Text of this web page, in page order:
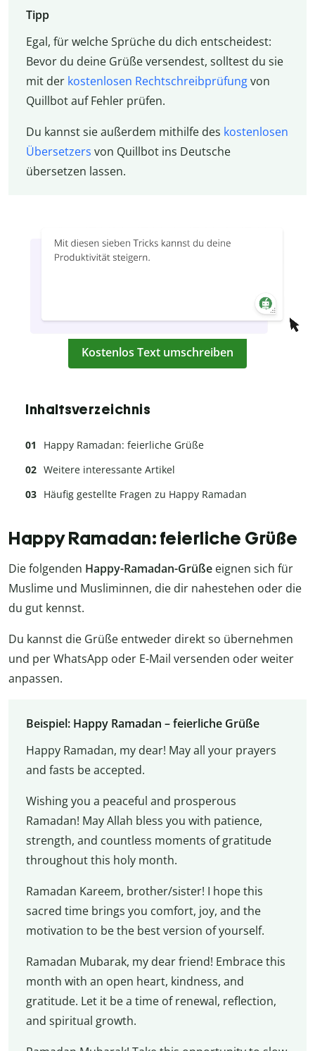
Tipp
Egal, für welche Sprüche du dich entscheidest:
Bevor du deine Grüße versendest, solltest du sie
mit der kostenlosen Rechtschreibprüfungvon
Quillbot auf Fehler prüfen.
Du kannst sie außerdem mithilfe des kostenlosen
Übersetzers von Quillbot ins Deutsche
übersetzen lassen.
Kostenlos Text umschreiben
Inhaltsverzeichnis
Happy Ramadan: feierliche Grüße
Weitere interessante Artikel
Häufig gestellte Fragen zu Happy Ramadan
Happy Ramadan: feierliche Grüße
Die folgenden Happy-Ramadan-Grüße eignen sich für
Muslime und Musliminnen, die dir nahestehen oder die
du gut kennst.
Du kannst die Grüße entweder direkt so übernehmen
und per WhatsApp oder E-Mail versenden oder weiter
anpassen.
Beispiel: Happy Ramadan – feierliche Grüße
Happy Ramadan, my dear! May all your prayers
and fasts be accepted.
Wishing you a peaceful and prosperous
Ramadan! May Allah bless you with patience,
strength, and countless moments of gratitude
throughout this holy month.
Ramadan Kareem, brother/sister! I hope this
sacred time brings you comfort, joy, and the
motivation to be the best version of yourself.
Ramadan Mubarak, my dear friend! Embrace this
month with an open heart, kindness, and
gratitude. Let it be a time of renewal, reflection,
and spiritual growth.